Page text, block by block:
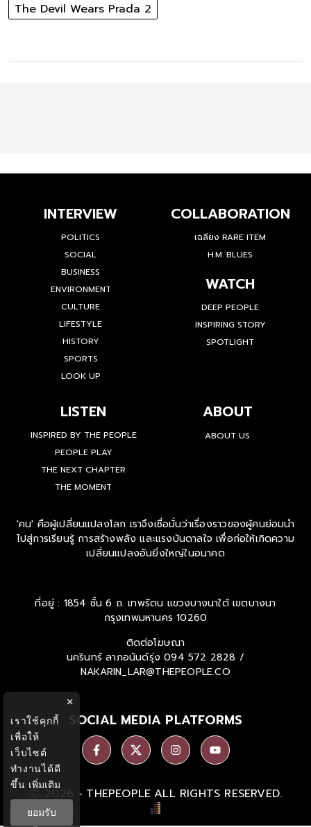
INTERVIEW
POLITICS
SOCIAL
BUSINESS
ENVIRONMENT
CULTURE
LIFESTYLE
HISTORY
SPORTS
COLLABORATION
เฉลียง RARE ITEM
WATCH
DEEP PEOPLE
INSPIRING STORY
LISTEN
INSPIRED BY THE PEOPLE
PEOPLE PLAY
THE NEXT CHAPTER
ABOUT
'คน' คือผู้เปลี่ยนแปลงโลก เราจึงเชื่อมั่นว่าเรื่องราวของผู้คนย่อมนำ
ไปสู่การเรียนรู้ การสร้างพลัง และแรงบันดาลใจ เพื่อก่อให้เกิดความ
ที่อยู่ : 1854 ชั้น 6 ถ. เทพรัตน แขวงบางนาใต้ เขตบางนา
กรุงเทพมหานคร 10260
ติดต่อโฆษณา
นครินทร์ ลาภอนันด์รุ่ง 094 572 2828 /
SOCIAL MEDIA PLATFORMS
Ⓒ 2026 - THEPEOPLE ALL RIGHTS RESERVED.
×
เราใช้คุกกี้
เพื่อให้
เว็บไซต์
ทำงานได้ดี
ขึ้น เพิ่มเติม
ยอมรับ